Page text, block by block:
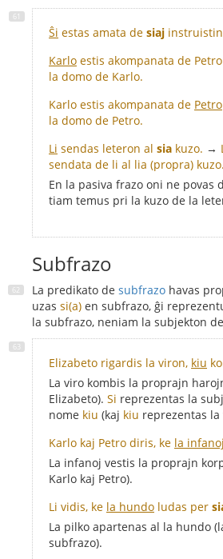
Ŝi estas amata de siaj
Karlo estis akompanata de
la domo de Karlo.
Karlo estis akompanata de Petro
la domo de Petro.
Li sendas leteron al sia kuzo. →
sendata de li al lia (propra) kuzo.
En la pasiva frazo oni ne povas
tiam temus pri la kuzo de la
Subfrazo
La predikato de subfrazo havas
uzas si(a) en subfrazo, ĝi
la subfrazo, neniam la subjekton
Elizabeto rigardis la viron, kiu
La viro kombis la proprajn
Elizabeto). Si reprezentas la
nome kiu (kaj kiu reprezentas la
Karlo kaj Petro diris, ke la infanoj
La infanoj vestis la proprajn
Karlo kaj Petro).
Li vidis, ke la hundo ludas per
La pilko apartenas al la hundo
subfrazo).